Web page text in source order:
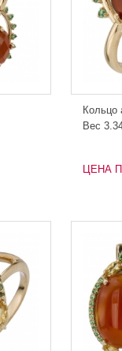
Кольцо
Вес
ЦЕНА